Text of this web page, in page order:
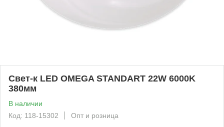
Свет-к LED OMEGA STANDART 22W 6000K
380мм
В наличии
Код: 118-15302
Опт и розница